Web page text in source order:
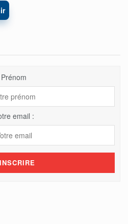
Prénom
email :